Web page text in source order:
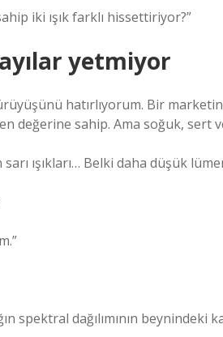
iki ışık farklı hissettiriyor?”
yetmiyor
hatırlıyorum. Bir marketin
değerine sahip. Ama soğuk, sert
ışıkları… Belki daha düşük
spektral dağılımının beynindeki